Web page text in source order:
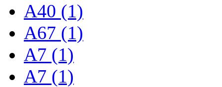
A40 (1)
A67 (1)
A7 (1)
A7 (1)